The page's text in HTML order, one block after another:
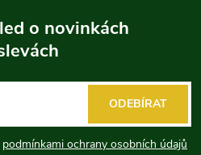
o novinkách
podmínkami ochrany osobních údajů
ODEBÍRAT